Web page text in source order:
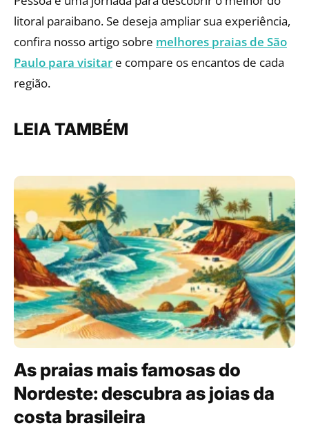
litoral paraibano. Se deseja ampliar sua experiência,
confira nosso artigo sobre melhores praias de São
Paulo para visitar e compare os encantos de cada
região.
LEIA TAMBÉM
As praias mais famosas do
Nordeste: descubra as joias da
costa brasileira